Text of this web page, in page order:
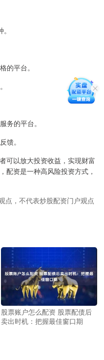
的平台。
务的平台。
馈。
可以放大投资收益，实现财富
配资是一种高风险投资方式，
点，不代表炒股配资门户观点
股票账户怎么配资 股票配债后
卖出时机：把握最佳窗口期